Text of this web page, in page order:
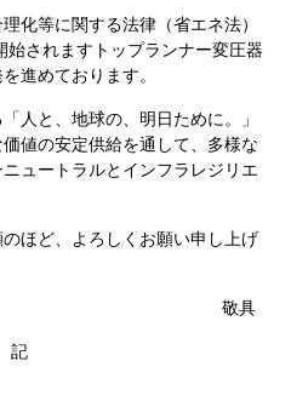
化等に関する法律（省エネ法）
始されますトップランナー変圧器
進めております。
人と、地球の、明日ために。」
値の安定供給を通して、多様な
ュートラルとインフラレジリエ
ほど、よろしくお願い申し上げ
敬具
記